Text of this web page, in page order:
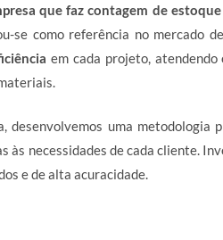
que faz contagem de
se como referência no mercado
em cada projeto,
desenvolvemos uma
às necessidades de cada cliente.
e de alta acuracidade.